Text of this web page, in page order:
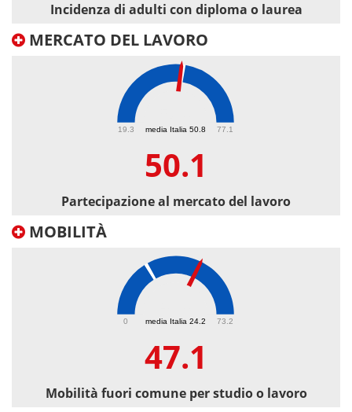
Incidenza di adulti con diploma o laurea
MERCATO DEL LAVORO
media Italia 50.8
19.3 77.1
50.1
Partecipazione al mercato del lavoro
MOBILITÀ
media Italia 24.2
0 73.2
47.1
Mobilità fuori comune per studio o lavoro